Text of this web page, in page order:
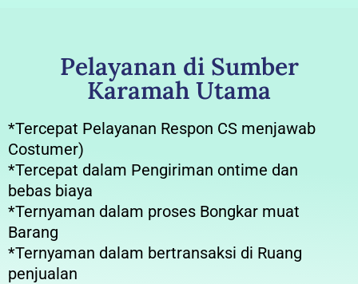
Pelayanan di Sumber
Karamah Utama
*Tercepat Pelayanan Respon CS menjawab
Costumer)
*Tercepat dalam Pengiriman ontime dan
bebas biaya
*Ternyaman dalam proses Bongkar muat
Barang
*Ternyaman dalam bertransaksi di Ruang
penjualan